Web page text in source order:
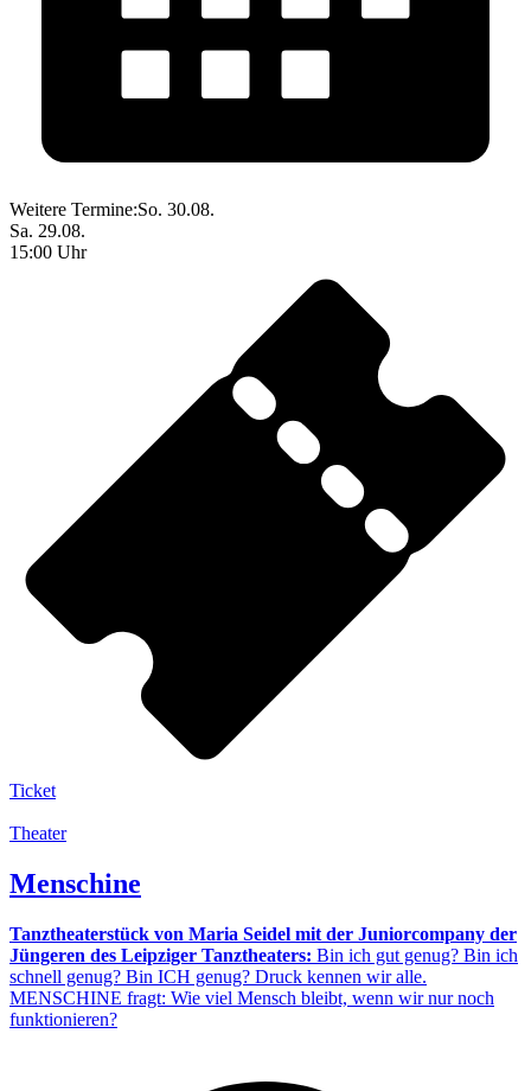
Weitere Termine:So. 30.08.
Sa. 29.08.
15:00 Uhr
Ticket
Theater
Menschine
Tanztheaterstück von Maria Seidel mit der Juniorcompany der
Jüngeren des Leipziger Tanztheaters: Bin ich gut genug? Bin ich
schnell genug? Bin ICH genug? Druck kennen wir alle.
MENSCHINE fragt: Wie viel Mensch bleibt, wenn wir nur noch
funktionieren?